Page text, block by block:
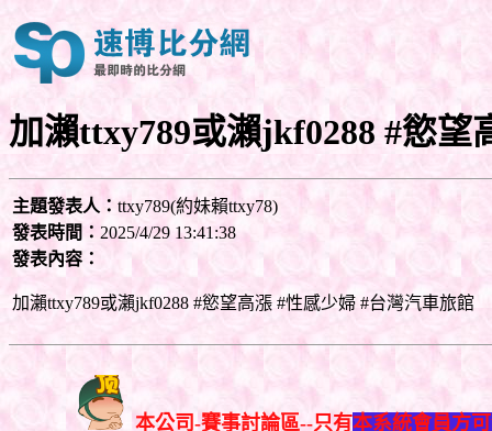
加瀨ttxy789或瀨jkf0288 #慾望
主題發表人： ttxy789(約妹賴ttxy78)
發表時間： 2025/4/29 13:41:38
發表內容：
加瀨ttxy789或瀨jkf0288 #慾望高漲 #性感少婦 #台灣汽車旅館
本公司-賽事討論區--只有本系統會員方